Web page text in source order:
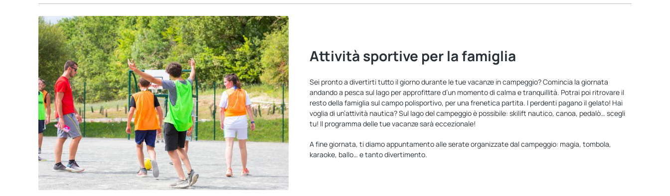
Attività sportive per la famiglia
Sei pronto a divertirti tutto il giorno durante le tue vacanze in campeggio? Comincia la giornata
andando a pesca sul lago per approfittare d’un momento di calma e tranquillità. Potrai poi ritrovare il
resto della famiglia sul campo polisportivo, per una frenetica partita. I perdenti pagano il gelato! Hai
voglia di un’attività nautica? Sul lago del campeggio è possibile: skilift nautico, canoa, pedalò… scegli
tu! Il programma delle tue vacanze sarà eccezionale!
A fine giornata, ti diamo appuntamento alle serate organizzate dal campeggio: magia, tombola,
karaoke, ballo… e tanto divertimento.